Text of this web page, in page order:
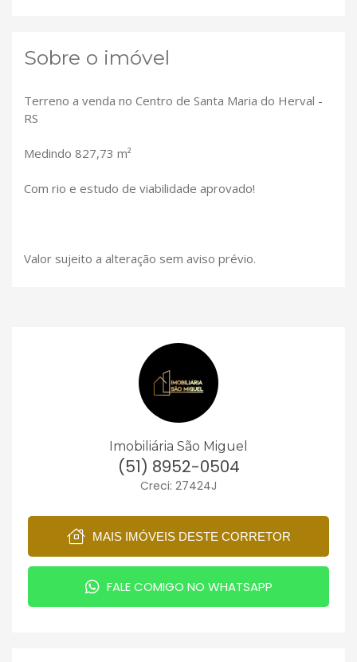
Sobre o imóvel
Terreno a venda no Centro de Santa Maria do Herval -
RS
Medindo 827,73 m²
Com rio e estudo de viabilidade aprovado!
Valor sujeito a alteração sem aviso prévio.
Imobiliária São Miguel
(51) 8952-0504
Creci: 27424J
MAIS IMÓVEIS DESTE CORRETOR
FALE COMIGO NO WHATSAPP